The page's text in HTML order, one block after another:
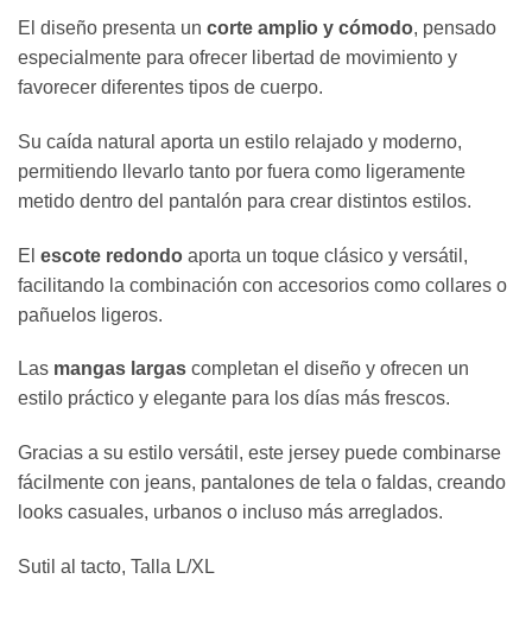
El diseño presenta un corte amplio y cómodo, pensado
especialmente para ofrecer libertad de movimiento y
favorecer diferentes tipos de cuerpo.
Su caída natural aporta un estilo relajado y moderno,
permitiendo llevarlo tanto por fuera como ligeramente
metido dentro del pantalón para crear distintos estilos.
El escote redondo aporta un toque clásico y versátil,
facilitando la combinación con accesorios como collares o
pañuelos ligeros.
Las mangas largas completan el diseño y ofrecen un
estilo práctico y elegante para los días más frescos.
Gracias a su estilo versátil, este jersey puede combinarse
fácilmente con jeans, pantalones de tela o faldas, creando
looks casuales, urbanos o incluso más arreglados.
Sutil al tacto, Talla L/XL